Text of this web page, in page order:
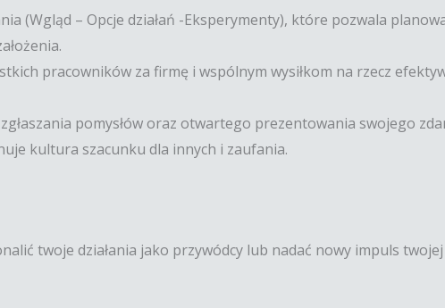
(Wgląd – Opcje działań -Eksperymenty), które pozwala
pracowników za firmę i wspólnym wysiłkom na rzecz
pomysłów oraz otwartego prezentowania swojego
kultura szacunku dla innych i zaufania.
twoje działania jako przywódcy lub nadać nowy impuls